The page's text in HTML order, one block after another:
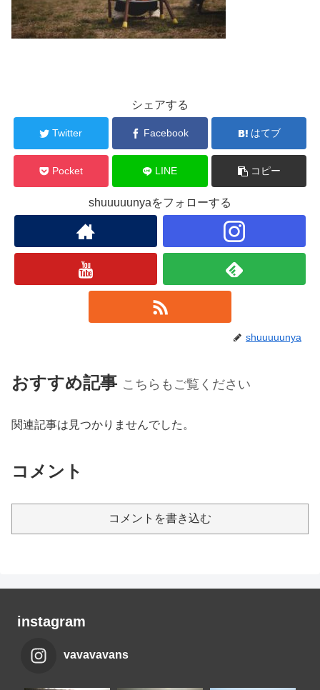
シェアする
Twitter Facebook はてブ
Pocket LINE コピー
shuuuuunyaをフォローする
shuuuuunya
おすすめ記事 こちらもご覧ください
関連記事は見つかりませんでした。
コメント
コメントを書き込む
instagram
vavavavans